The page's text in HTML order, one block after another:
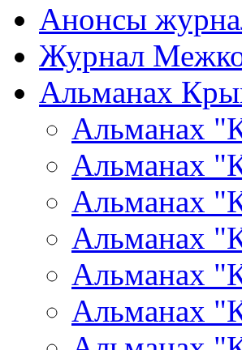
Анонсы
Журнал
Альманах
Альманах
Альманах
Альманах
Альманах
Альманах
Альманах